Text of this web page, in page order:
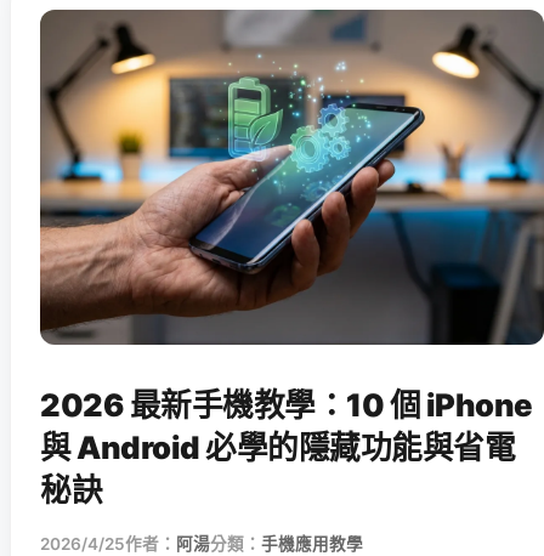
2026 最新手機教學：10 個 iPhone
與 Android 必學的隱藏功能與省電
秘訣
2026/4/25作者： 阿湯分類： 手機應用教學